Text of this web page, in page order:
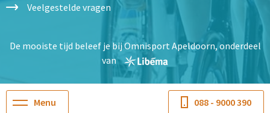
Veelgestelde vragen
De mooiste tijd beleef je bij Omnisport Apeldoorn, onderdeel
van
Menu 088 - 9000 390